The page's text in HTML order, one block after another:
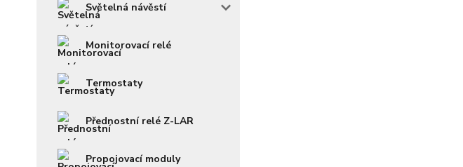
Světelná návěstí
Monitorovací relé
Termostaty
Přednostní relé Z-LAR
Propojovací moduly